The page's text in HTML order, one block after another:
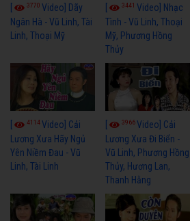
3770 Video] Dãy
Ngân Hà - Vũ Linh, Tài
Linh, Thoại Mỹ
3441Video] Nhạc
Tình - Vũ Linh, Thoại
Mỹ, Phương Hồng
Thủy
4114Video] Cải
Lương Xưa Hãy Ngủ
Yên Niềm Đau - Vũ
Linh, Tài Linh
3966Video] Cải
Lương Xưa Đi Biển -
Vũ Linh, Phương Hồng
Thủy, Hương Lan,
Thanh Hằng